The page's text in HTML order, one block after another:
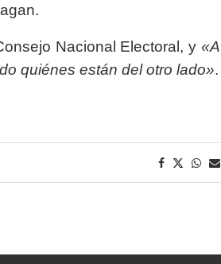
Nacional Electoral, y «A
quiénes están del otro lado».